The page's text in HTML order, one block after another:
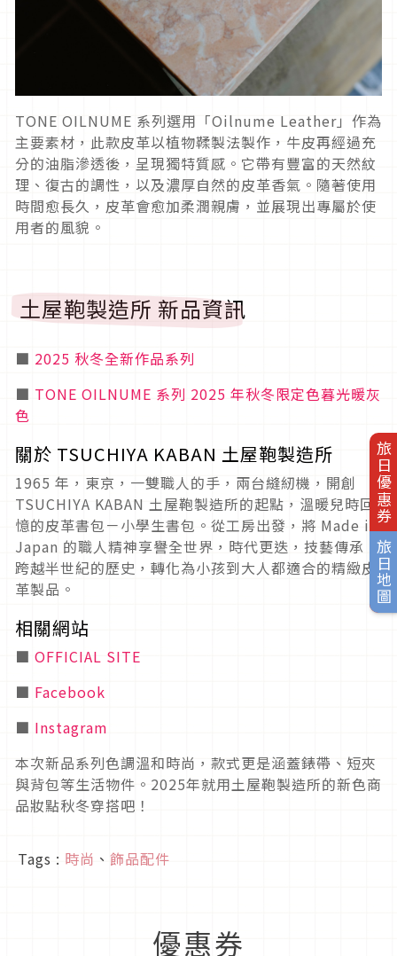
旅日優惠券
旅日地圖
TONE OILNUME 系列選用「Oilnume Leather」作為
主要素材，此款皮革以植物鞣製法製作，牛皮再經過充
分的油脂滲透後，呈現獨特質感。它帶有豐富的天然紋
理、復古的調性，以及濃厚自然的皮革香氣。隨著使用
時間愈長久，皮革會愈加柔潤親膚，並展現出專屬於使
用者的風貌。
土屋鞄製造所 新品資訊
■ 2025 秋冬全新作品系列
■ TONE OILNUME 系列 2025 年秋冬限定色暮光暖灰
色
關於 TSUCHIYA KABAN 土屋鞄製造所
1965 年，東京，一雙職人的手，兩台縫紉機，開創
TSUCHIYA KABAN 土屋鞄製造所的起點，溫暖兒時回
憶的皮革書包－小學生書包。從工房出發，將 Made in
Japan 的職人精神享譽全世界，時代更迭，技藝傳承，
跨越半世紀的歷史，轉化為小孩到大人都適合的精緻皮
革製品。
相關網站
■ OFFICIAL SITE
■ Facebook
■ Instagram
本次新品系列色調溫和時尚，款式更是涵蓋錶帶、短夾
與背包等生活物件。2025年就用土屋鞄製造所的新色商
品妝點秋冬穿搭吧！
Tags : 時尚 、 飾品配件
優惠券